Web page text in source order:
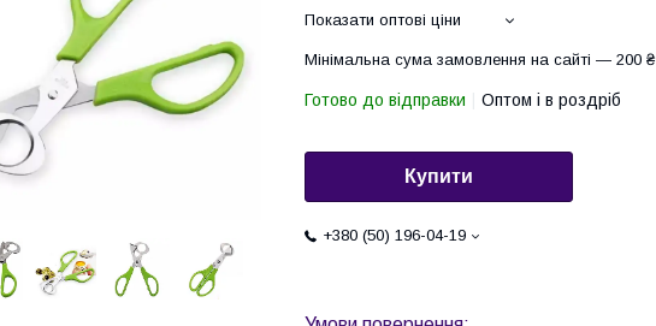
Показати оптові ціни
Мінімальна сума замовлення на сайті — 200 ₴
Готово до відправки Оптом і в роздріб
Купити
+380 (50) 196-04-19